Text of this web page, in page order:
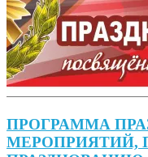
ПРОГРАММА
МЕРОПРИЯТИЙ,